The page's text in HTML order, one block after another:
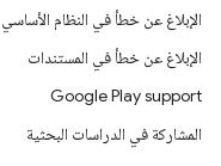
الإبلاغ عن خطأ في النظام الأساسي
الإبلاغ عن خطأ في المستندات
Google Play support
المشاركة في الدراسات البحثية